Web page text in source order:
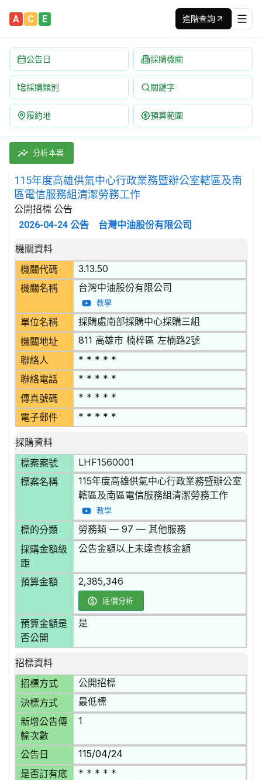
A C E 進階查詢
公告日 採購機關
採購類別 關鍵字
履約地 預算範圍
115年度高雄供氣中心行政業務暨辦公室轄區及南區電信服
採購類別：勞務類 其他服務 | 招標方式：公開招標 | 決標
分析本案
115年度高雄供氣中心行政業務暨辦公室轄區及南
區電信服務組清潔勞務工作
公開招標 公告
2026-04-24 公告 台灣中油股份有限公司
招標公告詳細內容
機關資料
機關代碼
3.13.50
機關名稱 台灣中油股份有限公司
教學
單位名稱 採購處南部採購中心採購三組
機關地址 811 高雄市 楠梓區 左楠路2號
聯絡人 * * * * *
聯絡電話 * * * * *
傳真號碼 * * * * *
電子郵件 * * * * *
採購資料
標案案號
LHF1560001
標案名稱
115年度高雄供氣中心行政業務暨辦公室
轄區及南區電信服務組清潔勞務工作
教學
標的分類 勞務類 — 97 — 其他服務
採購金額級
距
公告金額以上未達查核金額
預算金額 2,385,346
底價分析
預算金額是
否公開
是
招標資料
招標方式
公開招標
決標方式 最低標
新增公告傳
輸次數
1
公告日 115/04/24
是否訂有底
* * * * *